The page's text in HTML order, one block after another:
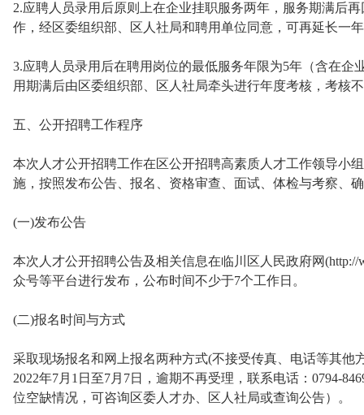
2.应聘人员录用后原则上在企业挂职服务两年，服务期满后
作，经区委组织部、区人社局和聘用单位同意，可再延长一
3.应聘人员录用后在聘用岗位的最低服务年限为5年（含在企
用期满后由区委组织部、区人社局牵头进行年度考核，考核
五、公开招聘工作程序
本次人才公开招聘工作在区公开招聘高素质人才工作领导小
施，按照发布公告、报名、资格审查、面试、体检与考察、
(一)发布公告
本次人才公开招聘公告及相关信息在临川区人民政府网(http://
众号等平台进行发布，公布时间不少于7个工作日。
(二)报名时间与方式
采取现场报名和网上报名两种方式(不接受传真、电话等其他
2022年7月1日至7月7日，逾期不再受理，联系电话：0794-
位空缺情况，可咨询区委人才办、区人社局或查询公告）。